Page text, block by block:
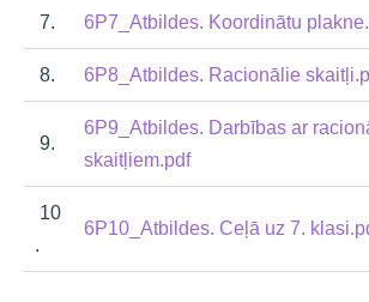
7. 6P7_Atbildes. Koordinātu
8. 6P8_Atbildes. Racionālie
9.
6P9_Atbildes. Darbības ar
skaitļiem.pdf
10
.
6P10_Atbildes. Ceļā uz 7.